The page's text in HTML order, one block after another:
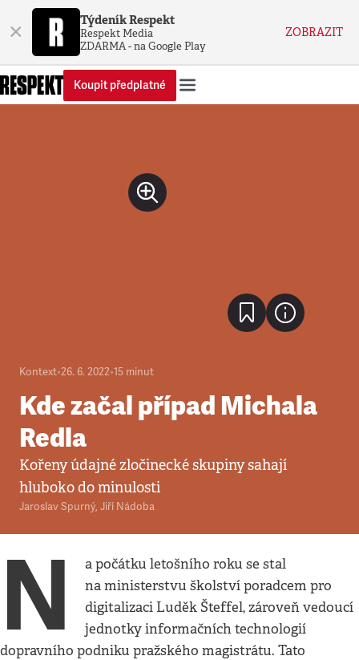
× Týdeník Respekt
Respekt Media
ZDARMA - na Google Play
ZOBRAZIT
Koupit předplatné
Kontext•26. 6. 2022•15 minut
Kde začal případ Michala
Redla
Kořeny údajné zločinecké skupiny sahají
hluboko do minulosti
Jaroslav Spurný, Jiří Nádoba
N
a počátku letošního roku se stal
na ministerstvu školství poradcem pro
digitalizaci Luděk Šteffel, zároveň vedoucí
jednotky informačních technologií
dopravního podniku pražského magistrátu. Tato